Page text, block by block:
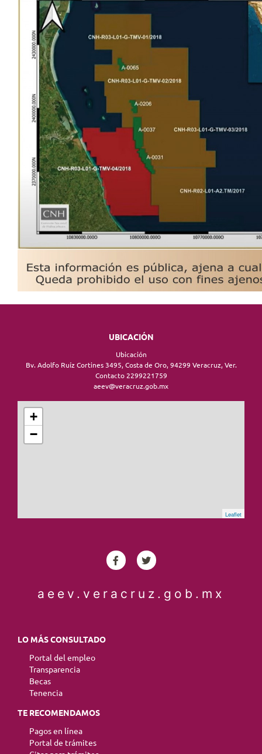
UBICACIÓN
Ubicación
Bv. Adolfo Ruíz Cortines 3495, Costa de Oro, 94299 Veracruz, Ver.
Contacto 2299221759
aeev@veracruz.gob.mx
+
−
Leaflet
aeev.veracruz.gob.mx
LO MÁS CONSULTADO
Portal del empleo
Transparencia
Becas
Tenencia
TE RECOMENDAMOS
Pagos en línea
Portal de trámites